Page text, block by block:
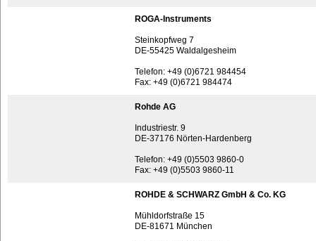
ROGA-Instruments
Steinkopfweg 7
DE-55425 Waldalgesheim
Telefon: +49 (0)6721 984454
Fax: +49 (0)6721 984474
Rohde AG
Industriestr. 9
DE-37176 Nörten-Hardenberg
Telefon: +49 (0)5503 9860-0
Fax: +49 (0)5503 9860-11
ROHDE & SCHWARZ GmbH & Co. KG
Mühldorfstraße 15
DE-81671 München